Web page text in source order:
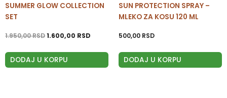
SUMMER GLOW COLLECTION
SET
1.950,00RSD1.600,00 RSD
DODAJ U KORPU
SUN PROTECTION SPRAY –
MLEKO ZA KOSU 120 ML
500,00 RSD
DODAJ U KORPU